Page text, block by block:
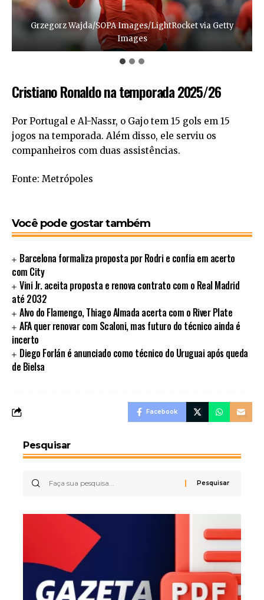
Grzegorz Wajda/SOPA Images/LightRocket via Getty
Images
Ben McShane/Sportsfile via Getty Images
Image Photo Agency/Getty Images
Cristiano Ronaldo na temporada 2025/26
Por Portugal e Al-Nassr, o Gajo tem 15 gols em 15
jogos na temporada. Além disso, ele serviu os
companheiros com duas assistências.
Fonte: Metrópoles
Você pode gostar também
Barcelona formaliza proposta por Rodri e confia em acerto
com City
Vini Jr. aceita proposta e renova contrato com o Real Madrid
até 2032
Alvo do Flamengo, Thiago Almada acerta com o River Plate
AFA quer renovar com Scaloni, mas futuro do técnico ainda é
incerto
Diego Forlán é anunciado como técnico do Uruguai após queda
de Bielsa
Facebook
Pesquisar